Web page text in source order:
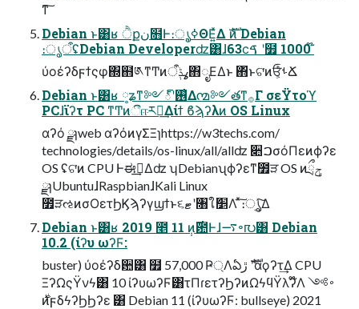
ͳ͠
Debian ͱ͸ʁ ੈքن໛Ͱ։ൃ͕ߦΘΕ͍ͯΔ ެࣜͷ Debian
։ൃऀʢDebian Developerʣ͸ɺ63ϲࠃ ʹ໿ 1000 ໊
ύοέʔδϝϯςφ΍຋༁ͳͲͷߩݙऀ΋ೖΕΔͱ ΋ͬͱଟ͘ͷਓ͕ͨͪࢀՃ
Debian ͱ͸ʁ ༷ʑͳ༻్ʹ࢖͑Δ൚༻తͳ࡞Γ σεΫτοϓ
PCɺϊʔτ PC ͳͲͷීஈར༻͢Δίϯ ϐϡʔλͷ OS Linux
αʔό ྫɿweb αʔόͷγΣΞɿhttps://w3techs.com/
technologies/details/os-linux/all/allʣ ૊ࠐσόΠεͷϕʔε
OS ʢଟ͘ͷ CPU Ͱಈ࡞͢Δʣ ʮDebianʯϕʔεͳ೿ੜ OS ͷݯྲྀ
ྫɿUbuntuɺRaspbianɺKali Linux
೿ੜઌͷσΟετϦϏϡʔγϣϯͱ૬ޓʹ৘ใަ׵Λ ͯ͠։ൃ͍ͯ͠Δ
Debian ͱ͸ʁ 2019 ೥ 11 ݄ͷ࣌఺Ͱɺ࠷৽൛͸ Debian
10.2 (ίʔυ ωʔϜ:
buster) ύοέʔδ਺͸ ໿ 57,000 Ҏ্Λఏڙ ެࣜʹαϙʔτ͢Δ CPU
ΞʔΩςΫνϟ͸ 10 ίʔυωʔϜ͸τΠɾετʔϦʔͷΩϟϥΫλʔ໊Λ ࠾༻